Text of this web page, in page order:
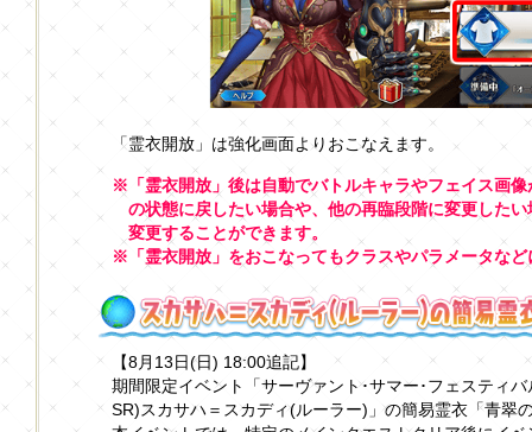
「霊衣開放」は強化画面よりおこなえます。
※「霊衣開放」後は自動でバトルキャラやフェイス画
の状態に戻したい場合や、他の再臨段階に変更した
変更することができます。
※「霊衣開放」をおこなってもクラスやパラメータな
【8月13日(日) 18:00追記】
期間限定イベント「サーヴァント･サマー･フェスティ
SR)スカサハ＝スカディ(ルーラー)」の簡易霊衣「青翠